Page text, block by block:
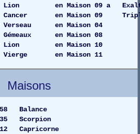
Lion en Maison 09 a
en Maison 09
Verseau en Maison 04
en Maison 08
Lion en Maison 10
Vierge en Maison 11
Maisons
Balance
Scorpion
Capricorne